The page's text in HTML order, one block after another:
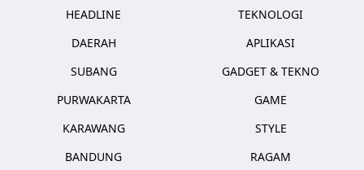
HEADLINE
DAERAH
SUBANG
PURWAKARTA
KARAWANG
BANDUNG
TEKNOLOGI
APLIKASI
GADGET & TEKNO
GAME
STYLE
RAGAM